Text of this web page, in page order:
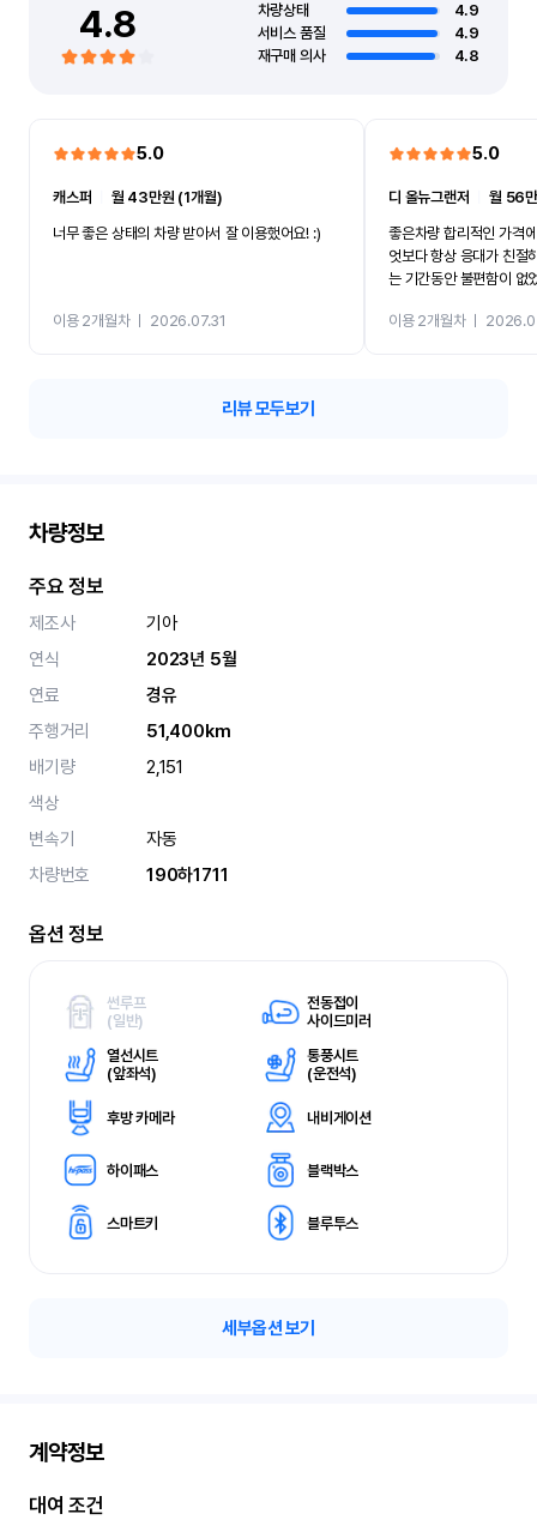
4.8 차량상태
4.9
서비스 품질
4.9
재구매 의사
4.8
5.0
캐스퍼
월 43만원 (1개월)
너무 좋은 상태의 차량 받아서 잘 이용했어요! :)
이용 2개월차ㅣ 2026.07.31
5.0
디 올뉴그랜저 ㅣ월 56
좋은차량 합리적인 가격
엇보다 항상 응대가 친절
는 기간동안 불편함이 없
카 렌트 고민없이 강추합
이용 2개월차ㅣ
리뷰 모두보기
차량정보
주요 정보
제조사
기아
연식
2023년 5월
연료
경유
주행거리
51,400km
배기량
2,151
색상
변속기
자동
차량번호
190하1711
옵션 정보
썬루프
(일반)
전동접이
사이드미러
열선시트
(앞좌석)
통풍시트
(운전석)
후방 카메라 내비게이션
하이패스 블랙박스
스마트키 블루투스
세부옵션 보기
계약정보
대여 조건